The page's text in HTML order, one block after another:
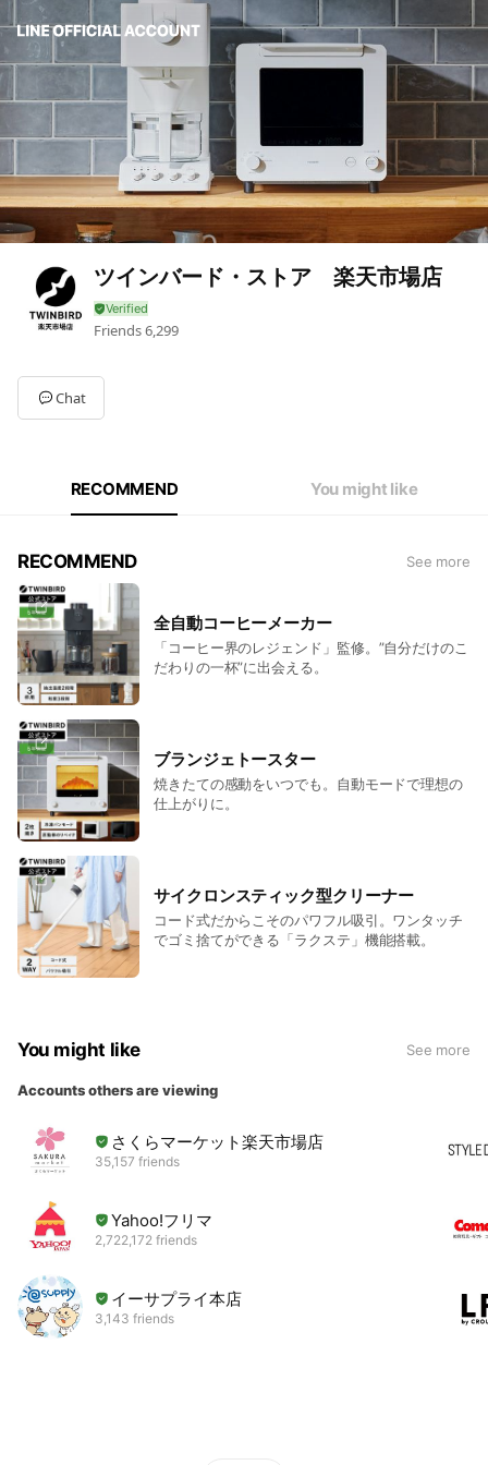
ツインバード・ストア 楽天市場店
Friends6,299
Chat
RECOMMEND You might like
RECOMMEND See more
全自動コーヒーメーカー
「コーヒー界のレジェンド」監修。”自分だけのこ
だわりの一杯”に出会える。
ブランジェトースター
焼きたての感動をいつでも。自動モードで理想の
仕上がりに。
サイクロンスティック型クリーナー
コード式だからこそのパワフル吸引。ワンタッチ
でゴミ捨てができる「ラクステ」機能搭載。
You might like See more
Accounts others are viewing
さくらマーケット楽天市場店
35,157 friends
Yahoo!フリマ
2,722,172 friends
イーサプライ本店
3,143 friends